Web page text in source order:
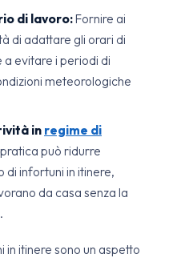
di lavoro:Fornire ai
di adattare gli orari di
evitare i periodi di
meteorologiche
inregime di
può ridurre
di infortuni in itinere,
da casa senza la
in itinere sono un aspetto